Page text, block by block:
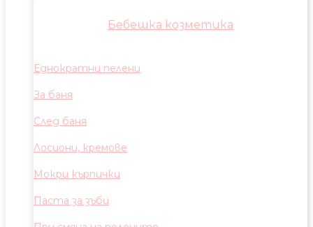
Бебешка козметика
Еднократни пелени
За баня
След баня
Лосиони, кремове
Мокри кърпички
Паста за зъби